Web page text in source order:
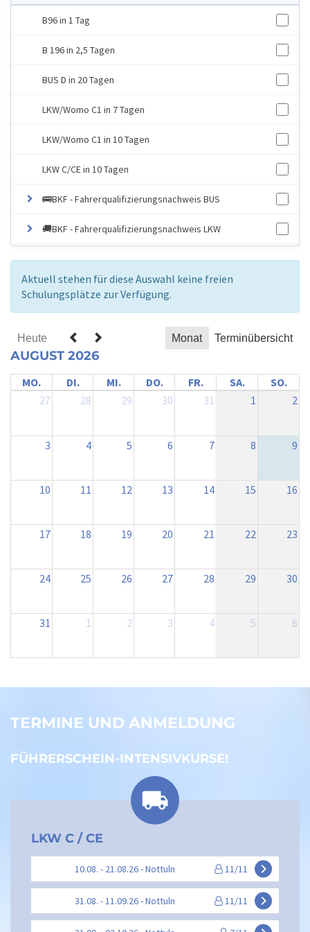
B96 in 1 Tag
B 196 in 2,5 Tagen
BUS D in 20 Tagen
LKW/Womo C1 in 7 Tagen
LKW/Womo C1 in 10 Tagen
LKW C/CE in 10 Tagen
🚌BKF - Fahrerqualifizierungsnachweis BUS
🚚BKF - Fahrerqualifizierungsnachweis LKW
Gefahrgut
Zusatzqualifikation
Online-Veranstaltung
Aktuell stehen für diese Auswahl keine freien
Schulungsplätze zur Verfügung.
Heute Monat Terminübersicht
AUGUST 2026
MO. DI. MI. DO. FR. SA.
SO.
27
28 29 30 31 1 2
3 4 5 6 7 8 9
10 11 12 13 14 15 16
17 18 19 20 21 22 23
24 25 26 27 28 29 30
31 1 2 3 4 5 6
TERMINE UND ANMELDUNG
FÜHRERSCHEIN-INTENSIVKURSE!
LKW C / CE
10.08. - 21.08.26 - Nottuln 11/11 keyboard_arrow_right
31.08. - 11.09.26 - Nottuln 11/11 keyboard_arrow_right